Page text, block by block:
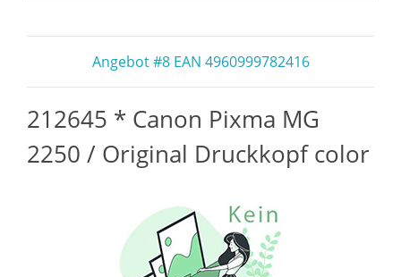
Angebot #8 EAN 4960999782416
212645 * Canon Pixma MG
2250 / Original Druckkopf color